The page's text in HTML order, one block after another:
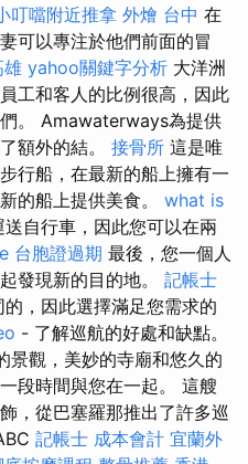
叮噹附近推拿 外燴 台中 在
可以專注於他們前面的冒
雄 yahoo關鍵字分析 大洋洲
工和客人的比例很高，因此
。 Amawaterways為提供
額外的結。 接骨所 這是唯
行船，在最新的船上擁有一
的船上提供美食。 what is
自行車，因此您可以在兩
台胞證過期 最後，您一個人
發現新的目的地。 記帳士
，因此選擇滿足您需求的
- 了解巡航的好處和缺點。
景觀，美妙的寺廟和悠久的
段時間與您在一起。 這艘
，從巴塞羅那推出了許多巡
記帳士 成本會計 宜蘭外